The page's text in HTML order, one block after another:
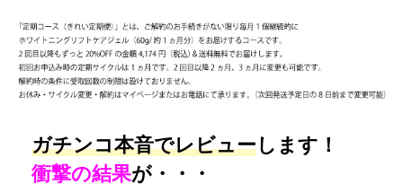
ガチンコ本音でレビューします！
衝撃の結果が・・・